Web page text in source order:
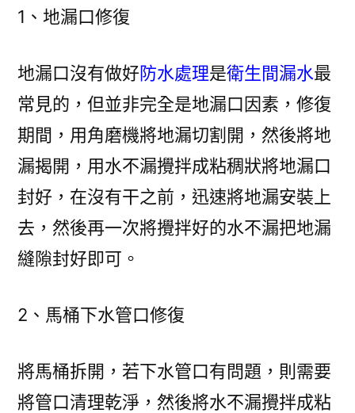
1、地漏口修復
地漏口沒有做好防水處理是衛生間漏水最
常見的，但並非完全是地漏口因素，修復
期間，用角磨機將地漏切割開，然後將地
漏揭開，用水不漏攪拌成粘稠狀將地漏口
封好，在沒有干之前，迅速將地漏安裝上
去，然後再一次將攪拌好的水不漏把地漏
縫隙封好即可。
2、馬桶下水管口修復
將馬桶拆開，若下水管口有問題，則需要
將管口清理乾淨，然後將水不漏攪拌成粘